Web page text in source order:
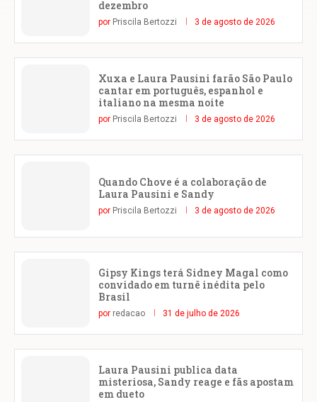
dezembro
por Priscila Bertozzi 3 de agosto de 2026
Xuxa e Laura Pausini farão São Paulo
cantar em português, espanhol e
italiano na mesma noite
por Priscila Bertozzi 3 de agosto de 2026
Quando Chove é a colaboração de
Laura Pausini e Sandy
por Priscila Bertozzi 3 de agosto de 2026
Gipsy Kings terá Sidney Magal como
convidado em turnê inédita pelo
Brasil
por redacao 31 de julho de 2026
Laura Pausini publica data
misteriosa, Sandy reage e fãs apostam
em dueto